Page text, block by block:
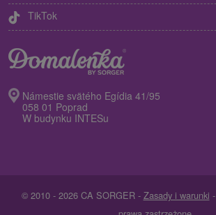
TikTok
Námestie svätého Egídia 41/95
058 01 Poprad
W budynku INTESu
© 2010 - 2026 CA SORGER - Zasady i warunki -